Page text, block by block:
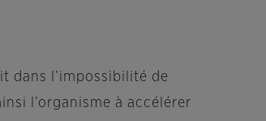
dans l’impossibilité de
l’organisme à accélérer